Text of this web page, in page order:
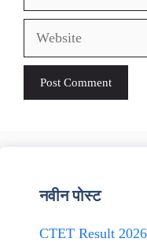
Website
नवीन पोस्ट
CTET Result 2026: